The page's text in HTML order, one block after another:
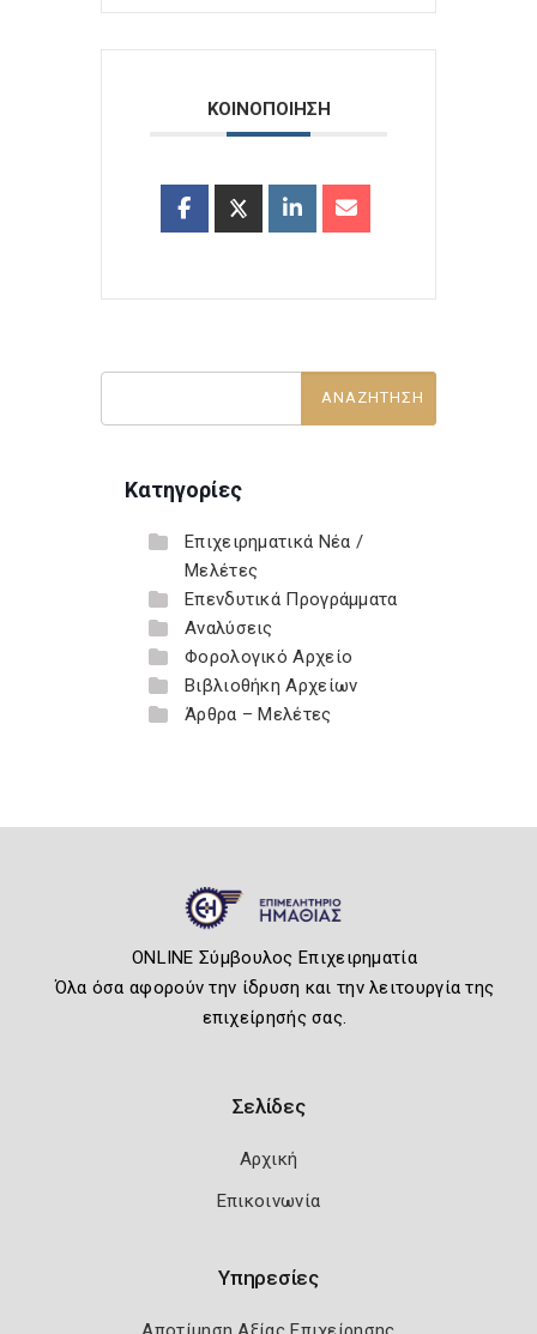
ΚΟΙΝΟΠΟΙΗΣΗ
Κατηγορίες
Επιχειρηματικά Νέα /
Μελέτες
Επενδυτικά Προγράμματα
Αναλύσεις
Φορολογικό Αρχείο
Βιβλιοθήκη Αρχείων
Άρθρα – Μελέτες
ONLINE Σύμβουλος Επιχειρηματία
Όλα όσα αφορούν την ίδρυση και την λειτουργία της
επιχείρησής σας.
Σελίδες
Αρχική
Επικοινωνία
Υπηρεσίες